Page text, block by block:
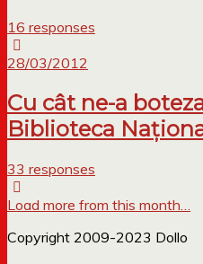
16 responses
28/03/2012
Cu cât ne-a
Biblioteca
33 responses
Load more from this month…
Copyright 2009-2023 Dollo